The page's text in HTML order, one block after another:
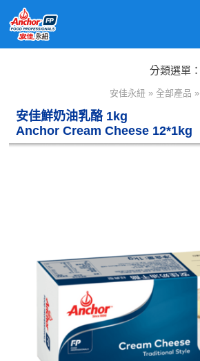
分類選單：
安佳永紐» 全部產品 »
安佳鮮奶油乳酪 1kg
Anchor Cream Cheese 12*1kg